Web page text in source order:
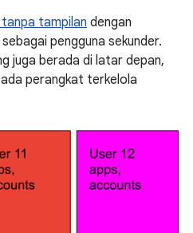
tampilan dengan
pengguna sekunder.
juga berada di latar depan,
perangkat terkelola